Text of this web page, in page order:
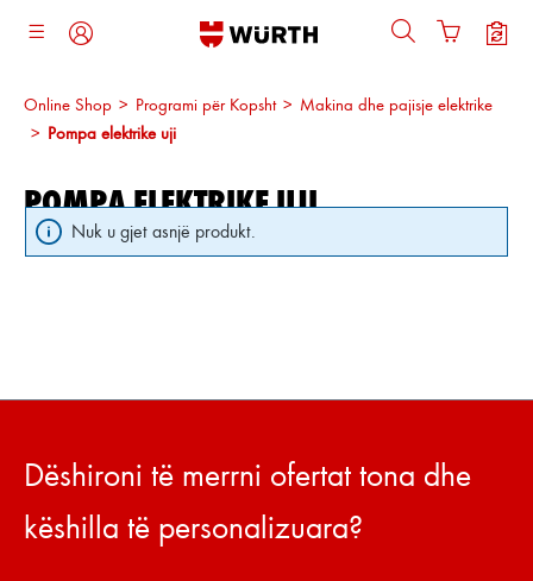
kryesore
Online Shop > Programi për Kopsht > Makina dhe pajisje elektrike
> Pompa elektrike uji
POMPA ELEKTRIKE UJI
Nuk u gjet asnjë produkt.
Dëshironi të merrni ofertat tona dhe
këshilla të personalizuara?